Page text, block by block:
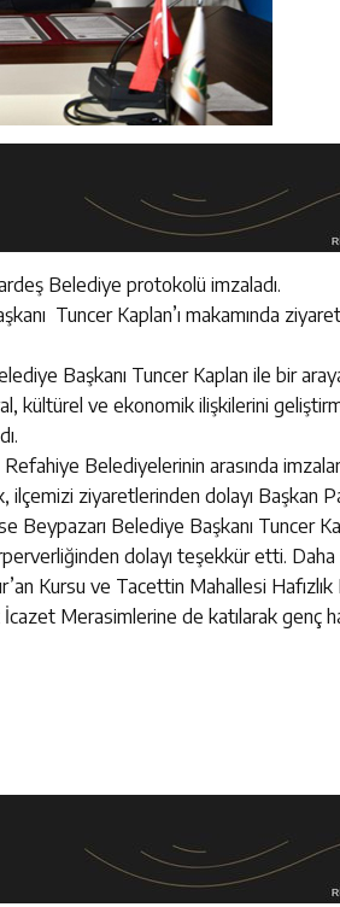
Belediye protokolü imzaladı.
Tuncer Kaplan’ı makamında
Başkanı Tuncer Kaplan ile bir
kültürel ve ekonomik ilişkilerini
Belediyelerinin arasında
ziyaretlerinden dolayı Başkan
Beypazarı Belediye Başkanı Tuncer
dolayı teşekkür etti. Daha
Kursu ve Tacettin Mahallesi Hafızlık
İcazet Merasimlerine de katılarak genç